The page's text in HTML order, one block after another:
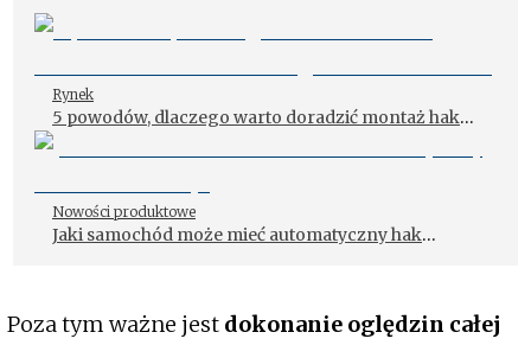
Rynek
5 powodów, dlaczego warto doradzić montaż haka
holowniczego w samochodzie
Nowości produktowe
Jaki samochód może mieć automatyczny hak
Poza tym ważne jest dokonanie oględzin całej